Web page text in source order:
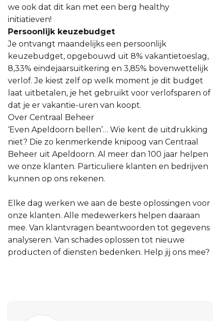
we ook dat dit kan met een berg healthy
initiatieven!
Persoonlijk keuzebudget
Je ontvangt maandelijks een persoonlijk
keuzebudget, opgebouwd uit 8% vakantietoeslag,
8,33% eindejaarsuitkering en 3,85% bovenwettelijk
verlof. Je kiest zelf op welk moment je dit budget
laat uitbetalen, je het gebruikt voor verlofsparen of
dat je er vakantie-uren van koopt.
Over Centraal Beheer
‘Even Apeldoorn bellen’… Wie kent de uitdrukking
niet? Die zo kenmerkende knipoog van Centraal
Beheer uit Apeldoorn. Al meer dan 100 jaar helpen
we onze klanten. Particuliere klanten en bedrijven
kunnen op ons rekenen.
Elke dag werken we aan de beste oplossingen voor
onze klanten. Alle medewerkers helpen daaraan
mee. Van klantvragen beantwoorden tot gegevens
analyseren. Van schades oplossen tot nieuwe
producten of diensten bedenken. Help jij ons mee?